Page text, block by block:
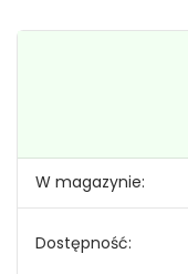
W magazynie:
Dostępność: